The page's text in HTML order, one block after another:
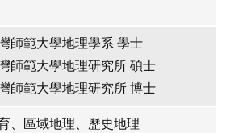
師範大學地理學系 學士
師範大學地理研究所 碩士
師範大學地理研究所 博士
、區域地理、歷史地理